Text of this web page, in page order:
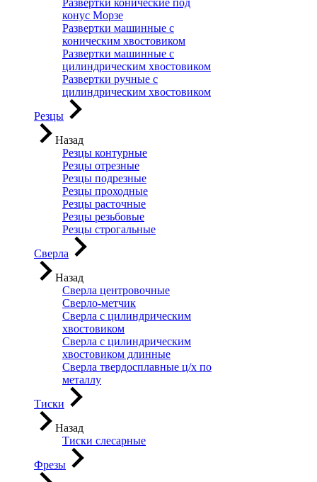
Развертки конические под
конус Морзе
Развертки машинные с
коническим хвостовиком
Развертки машинные с
цилиндрическим хвостовиком
Развертки ручные с
цилиндрическим хвостовиком
Резцы
Назад
Резцы контурные
Резцы отрезные
Резцы подрезные
Резцы проходные
Резцы расточные
Резцы резьбовые
Резцы строгальные
Сверла
Назад
Сверла центровочные
Сверло-метчик
Сверла с цилиндрическим
хвостовиком
Сверла с цилиндрическим
хвостовиком длинные
Сверла твердосплавные ц/х по
металлу
Тиски
Назад
Тиски слесарные
Фрезы